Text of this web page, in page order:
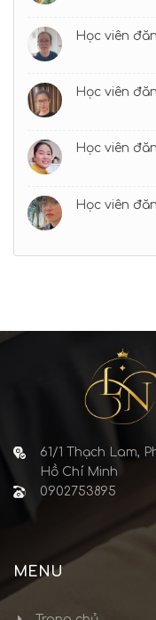
Học viên
Học viên
Học viên
Học viên
61/1 Thạch Lam,
Hồ Chí Minh
0902753895
MENU